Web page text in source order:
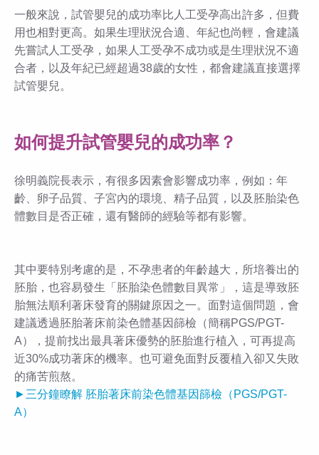
一般來說，試管嬰兒的成功率比人工受孕高出許多，但費
用也相對更高。如果生理狀況合適、年紀也尚輕，會建議
先嘗試人工受孕，如果人工受孕不成功或是生理狀況不適
合者，以及年紀已經超過38歲的女性，都會建議直接選擇
試管嬰兒。
如何提升試管嬰兒的成功率？
徐明義院長表示，有很多因素會影響成功率，例如：年
齡、卵子品質、子宮內的環境、精子品質，以及胚胎染色
體數目是否正確，還有醫師的經驗等都有影響。
其中要特別考慮的是，不孕患者的年齡越大，所培養出的
胚胎，也容易發生「胚胎染色體數目異常」，這是導致胚
胎無法順利著床發育的關鍵原因之一。面對這個問題，會
建議透過胚胎著床前染色體基因篩檢（簡稱PGS/PGT-
A），提前找出最具著床優勢的胚胎進行植入，可再提高
近30%成功著床的機率。也可避免面對反覆植入卻又失敗
的痛苦煎熬。
►三分鐘瞭解 胚胎著床前染色體基因篩檢（PGS/PGT-
A）